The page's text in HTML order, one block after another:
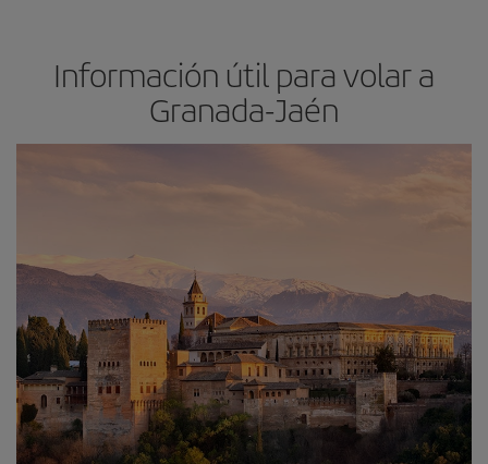
Información útil para volar a
Granada-Jaén